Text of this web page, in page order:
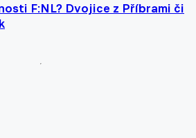
F:NL? Dvojice z Příbrami či